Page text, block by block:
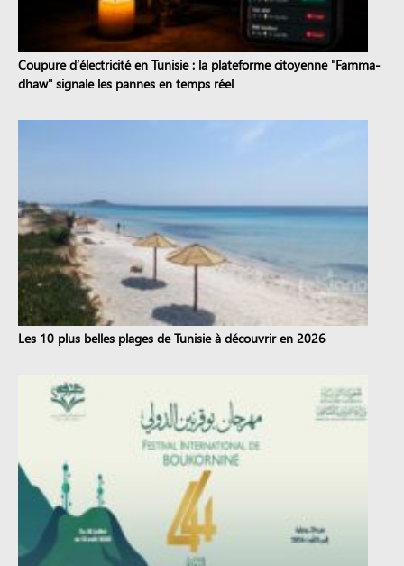
Coupure d’électricité en Tunisie : la plateforme citoyenne "Famma-
dhaw" signale les pannes en temps réel
Les 10 plus belles plages de Tunisie à découvrir en 2026